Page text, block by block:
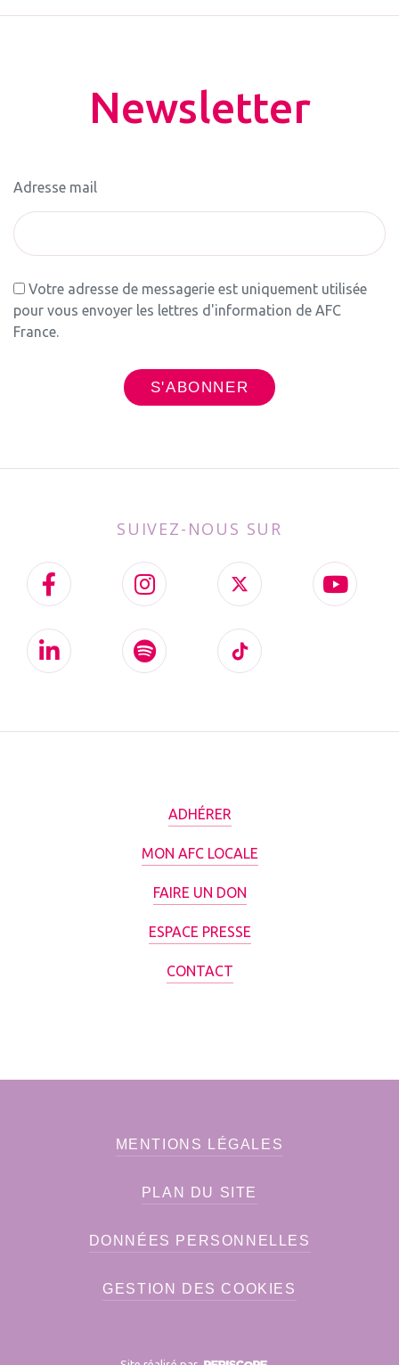
Newsletter
Adresse mail
Votre adresse de messagerie est uniquement utilisée
pour vous envoyer les lettres d'information de AFC
France.
SUIVEZ-NOUS SUR
ADHÉRER
MON AFC LOCALE
FAIRE UN DON
ESPACE PRESSE
CONTACT
MENTIONS LÉGALES
PLAN DU SITE
DONNÉES PERSONNELLES
GESTION DES COOKIES